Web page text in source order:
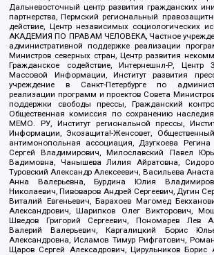
Дальневосточный центр развития гражданских
партнерства, Пермский региональный
действие, Центр независимых социологических
АКАДЕМИЯ ПО ПРАВАМ ЧЕЛОВЕКА, Частное
административной поддержке реализации
Министров северных стран, Центр развития
Гражданское содействие, Интернешнл-Р,
Массовой Информации, Институт развития
учреждение в Санкт-Петербурге по
реализации программ и проектов Совета
поддержки свободы прессы, Гражданский
Общественная комиссия по сохранению
МЕМО. РУ, Институт региональной прессы,
Информации, Экозащита!-Женсовет,
антимонопольная ассоциация, Дзугкоева
Сергей Владимирович, Милославский Павел
Вадимовна, Чанышева Лилия Айратовна,
Туровский Александр Алексеевич, Васильева
Анна Валерьевна, Бурдина Юлия
Николаевич, Пивоваров Андрей Сергеевич, Дугин
Виталий Евгеньевич, Барахоев Магомед
Александрович, Шарипков Олег Викторович,
Шведов Григорий Сергеевич, Пономарев Лев
Валерий Валерьевич, Каргалицкий Борис
Александровна, Исламов Тимур Рифгатович,
Щаров Сергей Алексадрович, Цирульников Борис